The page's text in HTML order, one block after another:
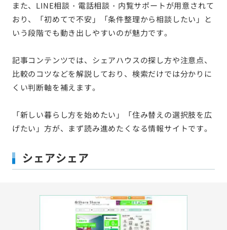
また、LINE相談・電話相談・内覧サポートが用意されて
おり、「初めてで不安」「条件整理から相談したい」と
いう段階でも動き出しやすいのが魅力です。
記事コンテンツでは、シェアハウスの探し方や注意点、
比較のコツなどを解説しており、検索だけでは分かりに
くい判断軸を補えます。
「新しい暮らし方を始めたい」「住み替えの選択肢を広
げたい」方が、まず読み進めたくなる情報サイトです。
シェアシェア